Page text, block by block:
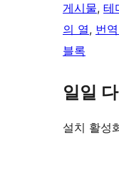
게시물, 테
의 열, 번
블록
일일
설치 활성